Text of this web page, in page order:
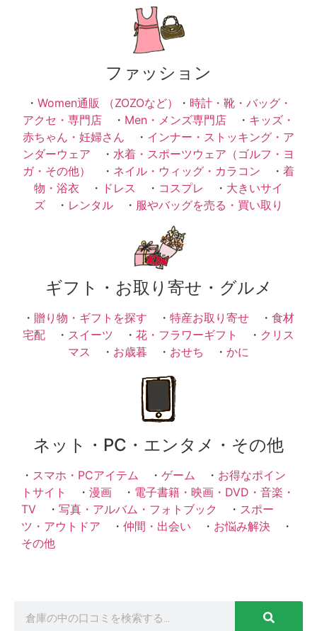
ファッション
・ Women通販 （ZOZOなど） ・ 時計・靴・バッグ・
アクセ・専門店 ・ Men・メンズ専門店 ・ キッズ・
赤ちゃん・妊婦さん ・ インナー・ストッキング・ア
ンダーウェア ・ 水着・スポーツウェア（ゴルフ・ヨ
ガ・その他）
・ ネイル・ウィッグ・カラコン ・ 着
物・浴衣 ・ ドレス ・ コスプレ ・ 大きいサイ
ズ ・ レンタル ・ 服やバッグを売る・買い取り
ギフト・お取り寄せ・グルメ
・ 贈り物・ギフトを探す ・ 特産お取り寄せ ・ 食材
宅配 ・ スイーツ ・ 花・フラワーギフト ・ クリス
マス ・ お歳暮 ・ おせち ・ かに
ネット・PC・エンタメ・その他
・ スマホ・PCアイテム ・ ゲーム ・ お得なポイン
トサイト
・ 漫画 ・ 電子書籍・映画・DVD・音楽・
TV ・ 写真・アルバム・フォトブック ・ スポー
ツ・アウトドア ・ 仲間・出会い ・ お悩み解決 ・
その他